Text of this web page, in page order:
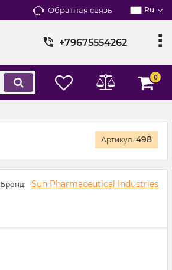
Обратная связь Ru
+79675554262
0
Артикул: 498
Бренд: Sun Pharmaceutical Industries